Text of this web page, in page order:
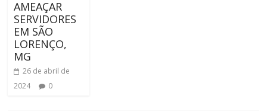
AMEAÇAR
SERVIDORES
EM SÃO
LORENÇO,
MG
26 de abril de
2024
0